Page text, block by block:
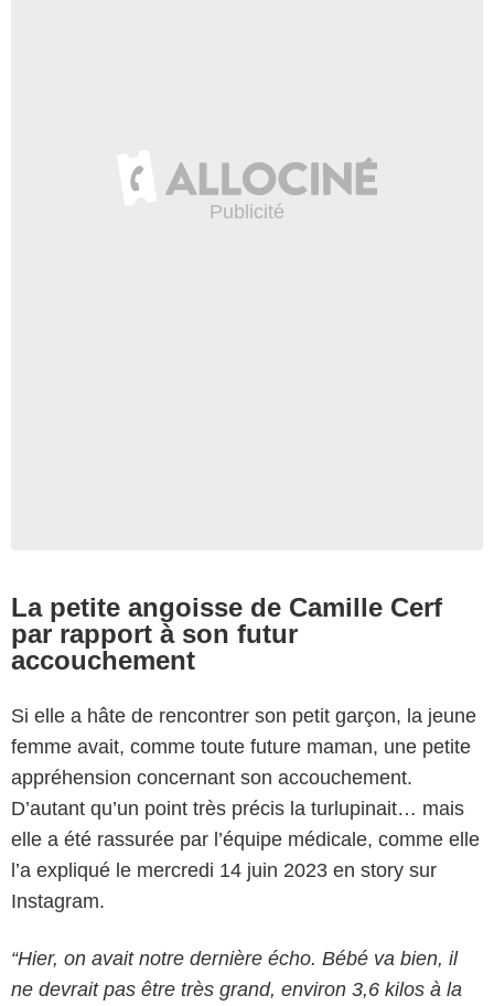
La petite angoisse de Camille Cerf
par rapport à son futur
accouchement
Si elle a hâte de rencontrer son petit garçon, la jeune
femme avait, comme toute future maman, une petite
appréhension concernant son accouchement.
D’autant qu’un point très précis la turlupinait… mais
elle a été rassurée par l’équipe médicale, comme elle
l’a expliqué le mercredi 14 juin 2023 en story sur
Instagram.
“Hier, on avait notre dernière écho. Bébé va bien, il
ne devrait pas être très grand, environ 3,6 kilos à la